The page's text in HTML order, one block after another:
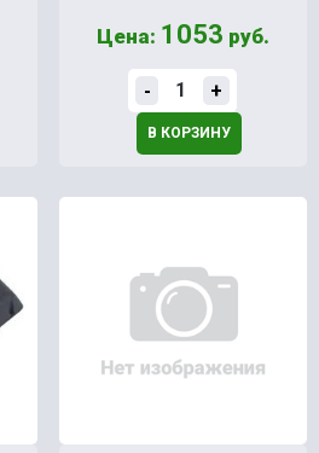
Цена: 1053 руб.
- +
В КОРЗИНУ